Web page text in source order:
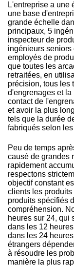
L'entreprise a une
une base
grande échelle
principaux, 5
inspecteur de
ingénieurs
employés de
que toutes les
retraitées, en
précision, tous les
d'engrenages et
contact de
et avoir la plus
tels que la durée
fabriqués selon
Peu de temps
causé de grandes
rapidement
respectons
objectif constant
clients les
produits spécifiés
compréhension.
heures sur 24, qui
dans les 12
dans les 24
étrangers
à résoudre les
manière la plus